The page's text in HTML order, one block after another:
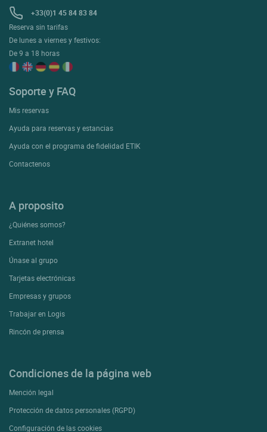
+33(0)1 45 84 83 84
Reserva sin tarifas
De lunes a viernes y festivos:
De 9 a 18 horas
Soporte y FAQ
Mis reservas
Ayuda para reservas y estancias
Ayuda con el programa de fidelidad ETIK
Contactenos
A proposito
¿Quiénes somos?
Extranet hotel
Únase al grupo
Tarjetas electrónicas
Empresas y grupos
Trabajar en Logis
Rincón de prensa
Condiciones de la página web
Mención legal
Protección de datos personales (RGPD)
Configuración de las cookies